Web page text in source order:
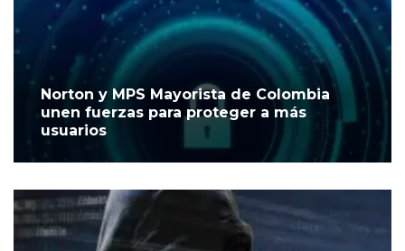
Norton y MPS Mayorista de Colombia
unen fuerzas para proteger a más
usuarios